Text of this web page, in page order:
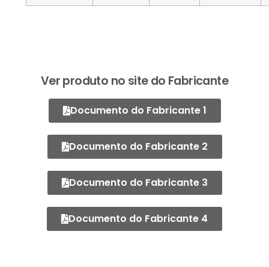
Ver produto no site do Fabricante
Documento do Fabricante 1
Documento do Fabricante 2
Documento do Fabricante 3
Documento do Fabricante 4